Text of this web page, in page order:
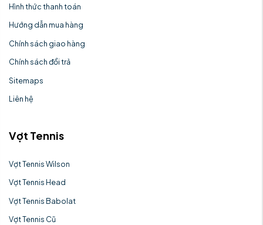
Hình thức thanh toán
Hướng dẫn mua hàng
Chính sách giao hàng
Chính sách đổi trả
Sitemaps
Liên hệ
Vợt Tennis
Vợt Tennis Wilson
Vợt Tennis Head
Vợt Tennis Babolat
Vợt Tennis Cũ